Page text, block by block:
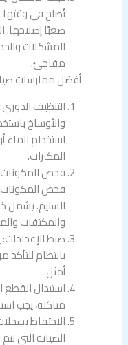
تُصلح في وقتها
صعبًا
المشكلات
مفاجئ.
أفضل ممارسات
التنظيف
والأوساخ
استخدام الماء
المكبرات.
فحص المكونات
فحص المكونات
السليم. يشمل
والمكثفات
ضبط
بانتظام
أمثل.
استبدال القطع
متآكلة، يجب
الاحتفاظ
الصيانة التي